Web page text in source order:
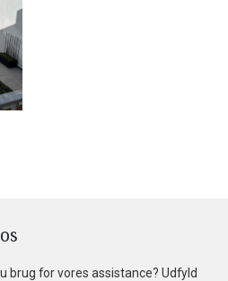
brug for vores assistance? Udfyld